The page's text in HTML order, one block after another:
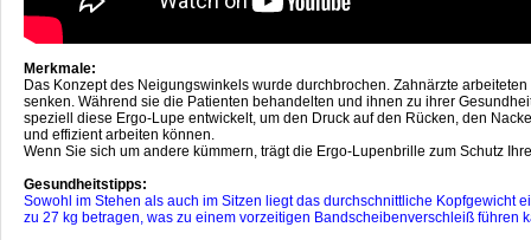
Merkmale:
Das Konzept des Neigungswinkels wurde durchbrochen. Zahnärzte
senken. Während sie die Patienten behandelten und ihnen zu ihrer
speziell diese Ergo-Lupe entwickelt, um den Druck auf den Rücken, den
und effizient arbeiten können.
Wenn Sie sich um andere kümmern, trägt die Ergo-Lupenbrille zum Schutz
Gesundheitstipps:
Sowohl im Stehen als auch im Sitzen liegt das durchschnittliche Kopfgewicht
zu 27 kg betragen, was zu einem vorzeitigen Bandscheibenverschleiß führen